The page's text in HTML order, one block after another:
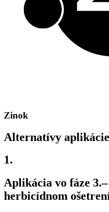
Zinok
Alternatívy aplikácie
1.
Aplikácia vo fáze
herbicídnom